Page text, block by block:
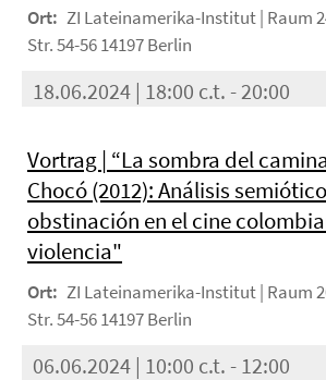
Ort: ZI Lateinamerika-Institut | Raum
Str. 54-56 14197 Berlin
18.06.2024 | 18:00 c.t. - 20:00
Vortrag | “La sombra del
Chocó (2012): Análisis
obstinación en el cine
violencia"
Ort: ZI Lateinamerika-Institut | Raum
Str. 54-56 14197 Berlin
06.06.2024 | 10:00 c.t. - 12:00